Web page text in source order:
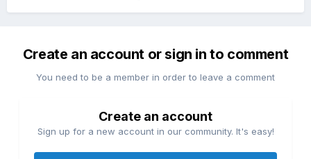
Create an account or sign in to comment
You need to be a member in order to leave a comment
Create an account
Sign up for a new account in our community. It's easy!